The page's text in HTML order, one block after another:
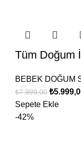
Tüm Doğum
BEBEK DOĞUM
₺7.999,00 ₺
Sepete Ekle
-42%